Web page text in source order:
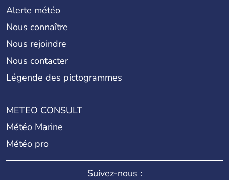
Alerte météo
Nous connaître
Nous rejoindre
Nous contacter
Légende des pictogrammes
METEO CONSULT
Météo Marine
Météo pro
Suivez-nous :